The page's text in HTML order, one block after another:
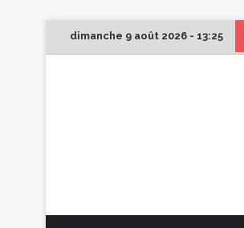
dimanche 9 août 2026 - 13:25